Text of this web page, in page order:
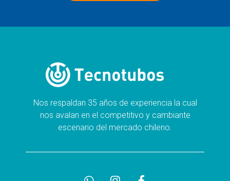
Nos respaldan 35 años de experiencia la cual
nos avalan en el competitivo y cambiante
escenario del mercado chileno.